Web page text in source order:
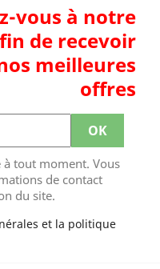
vous à notre
de recevoir
meilleures
offres
à tout moment. Vous
de contact
du site.
et la politique